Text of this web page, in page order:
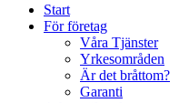
Start
För företag
Våra Tjänster
Yrkesområden
Är det bråttom?
Garanti